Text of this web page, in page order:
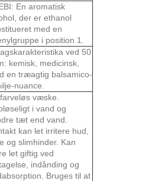
En aromatisk
der er ethanol
med en
i position 1.
ved 50
kemisk, medicinsk,
en træagtig balsamico-
nuance.
væske.
i vand og
tæt end vand.
kan let irritere hud,
og slimhinder. Kan
let giftig ved
indånding og
Bruges til at